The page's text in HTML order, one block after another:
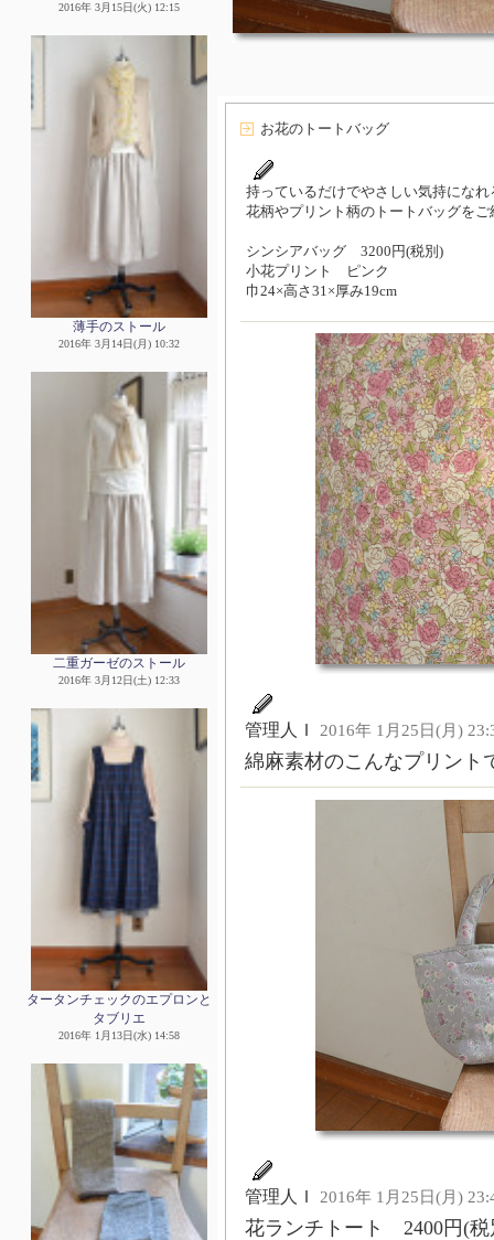
2016年 3月15日(火) 12:15
薄手のストール
2016年 3月14日(月) 10:32
二重ガーゼのストール
2016年 3月12日(土) 12:33
タータンチェックのエプロンと
タブリエ
2016年 1月13日(水) 14:58
お花のトートバッグ
持っているだけでやさしい気持になれ
花柄やプリント柄のトートバッグをご
シンシアバッグ 3200円(税別)
小花プリント ピンク
巾24×高さ31×厚み19cm
管理人Ｉ 2016年 1月25日(月)
綿麻素材のこんなプリント
管理人Ｉ 2016年 1月25日(月)
花ランチトート 2400円(税